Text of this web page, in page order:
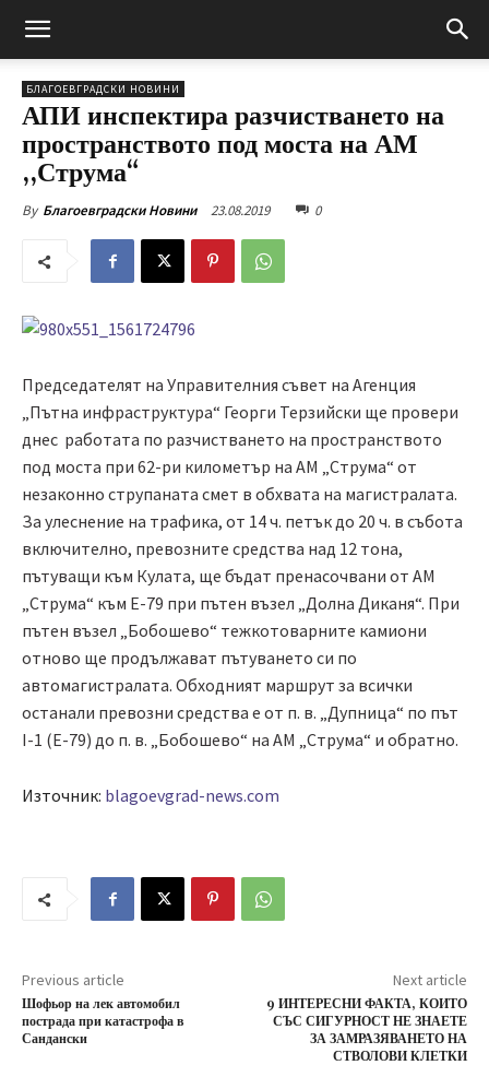
БЛАГОЕВГРАДСКИ НОВИНИ
АПИ инспектира разчистването на
пространството под моста на АМ
,,Струма“
By Благоевградски Новини 23.08.2019 0
Председателят на Управителния съвет на Агенция
„Пътна инфраструктура“ Георги Терзийски ще провери
днес работата по разчистването на пространството
под моста при 62-ри километър на АМ „Струма“ от
незаконно струпаната смет в обхвата на магистралата.
За улеснение на трафика, от 14 ч. петък до 20 ч. в събота
включително, превозните средства над 12 тона,
пътуващи към Кулата, ще бъдат пренасочвани от АМ
„Струма“ към Е-79 при пътен възел „Долна Диканя“. При
пътен възел „Бобошево“ тежкотоварните камиони
отново ще продължават пътуването си по
автомагистралата. Обходният маршрут за всички
останали превозни средства е от п. в. „Дупница“ по път
I-1 (E-79) до п. в. „Бобошево“ на АМ „Струма“ и обратно.
Източник: blagoevgrad-news.com
Previous article
Шофьор на лек автомобил
пострада при катастрофа в
Сандански
Next article
9 ИНТЕРЕСНИ ФАКТА, КОИТО
СЪС СИГУРНОСТ НЕ ЗНАЕТЕ
ЗА ЗАМРАЗЯВАНЕТО НА
СТВОЛОВИ КЛЕТКИ